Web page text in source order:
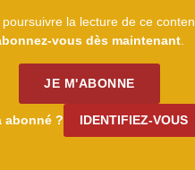
poursuivre la lecture de ce
vous dès maintenant.
JE M'ABONNE
abonné ? IDENTIFIEZ-VOUS